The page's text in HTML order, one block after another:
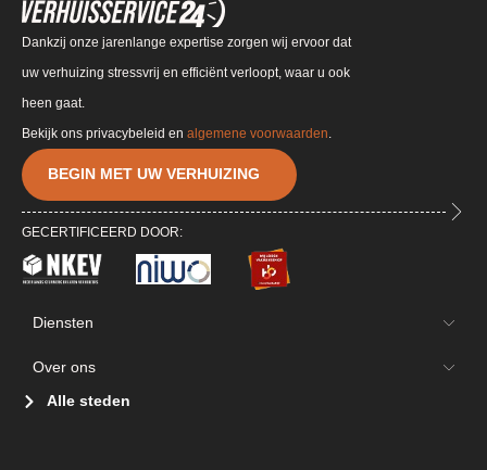
Dankzij onze jarenlange expertise zorgen wij ervoor dat
uw verhuizing stressvrij en efficiënt verloopt, waar u ook
heen gaat.
BEGIN MET UW VERHUIZING
GECERTIFICEERD DOOR:
Diensten
Over ons
Alle steden
Bekijk ons privacybeleid en algemene voorwaarden.